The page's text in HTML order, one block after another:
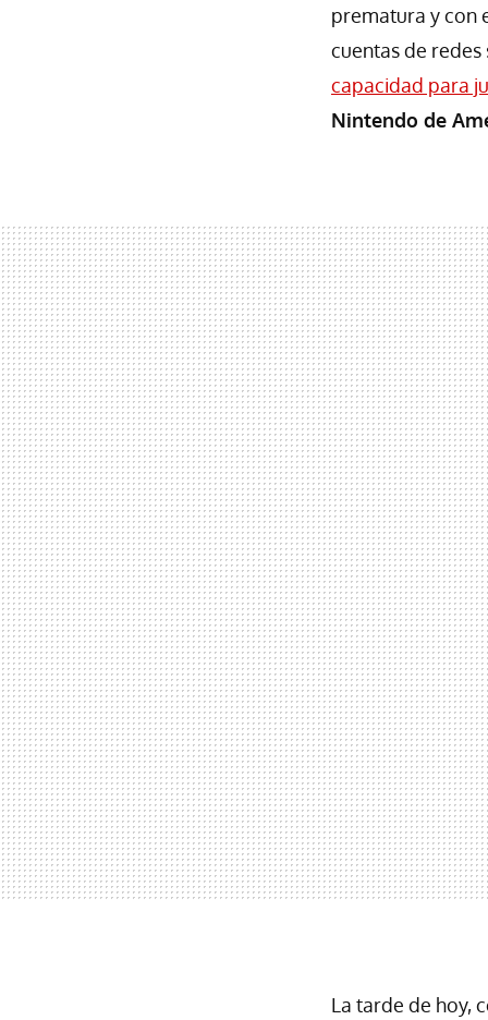
prematura y con
cuentas de
capacidad para
Nintendo de
La tarde de hoy,